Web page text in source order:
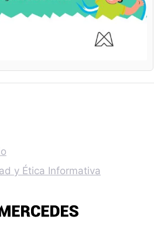
y Ética Informativa